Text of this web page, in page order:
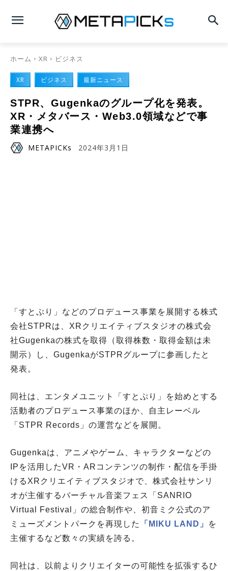
ホーム XR ビジネス
XR ビジネス 最新ニュース
STPR、Gugenkaのグループ化を発表。
XR・メタバース・Web3.0領域などで事
業連携へ
METAPICKs 2024年3月1日
「すとぷり」などのプロデュース事業を展開する株式
会社STPRは、XRクリエイティブスタジオの株式会
社Gugenkaの株式を取得（取得株数・取得金額は未
開示）し、GugenkaがSTPRグループに参画したと
発表。
同社は、エンタメユニット「すとぷり」を始めとする
活動者のプロデュース事業のほか、自主レーベル
「STPR Records」の運営などを展開。
Gugenkaは、アニメやゲーム、キャラクターなどの
IPを活用したVR・ARコンテンツの制作・配信を手掛
けるXRクリエイティブスタジオで、株式会社サンリ
オが主催するバーチャル音楽フェス「SANRIO
Virtual Festival」の総合制作や、初音ミク公式のア
ミューズメントパークを再現した
「MIKU LAND」
を
主催するなど数々の実績を誇る。
同社は、以前よりクリエイターの可能性を拡張するひ